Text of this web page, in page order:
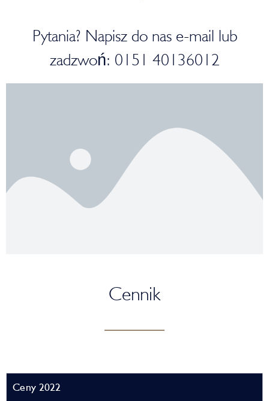
Pytania? Napisz do nas e-mail lub
zadzwoń: 0151 40136012
Cennik
Ceny 2022